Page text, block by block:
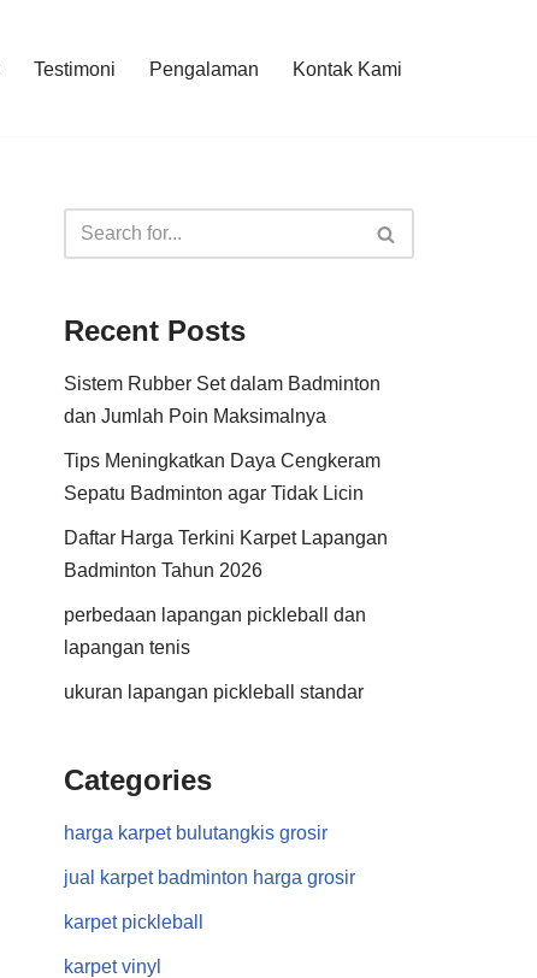
Testimoni Pengalaman Kontak Kami
Recent Posts
Sistem Rubber Set dalam Badminton
dan Jumlah Poin Maksimalnya
Tips Meningkatkan Daya Cengkeram
Sepatu Badminton agar Tidak Licin
Daftar Harga Terkini Karpet Lapangan
Badminton Tahun 2026
perbedaan lapangan pickleball dan
lapangan tenis
ukuran lapangan pickleball standar
Categories
harga karpet bulutangkis grosir
jual karpet badminton harga grosir
karpet pickleball
karpet vinyl